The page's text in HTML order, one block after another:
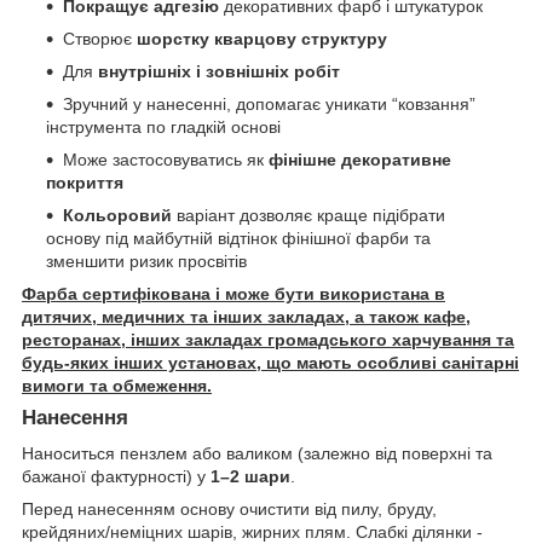
Покращує адгезію декоративних фарб і штукатурок
Створює шорстку кварцову структуру
Для внутрішніх і зовнішніх робіт
Зручний у нанесенні, допомагає уникати “ковзання”
інструмента по гладкій основі
Може застосовуватись як фінішне декоративне
покриття
Кольоровий варіант дозволяє краще підібрати
основу під майбутній відтінок фінішної фарби та
зменшити ризик просвітів
Фарба сертифікована і може бути використана в
дитячих, медичних та інших закладах, а також кафе,
ресторанах, інших закладах громадського харчування та
будь-яких інших установах, що мають особливі санітарні
вимоги та обмеження.
Нанесення
Наноситься пензлем або валиком (залежно від поверхні та
бажаної фактурності) у 1–2 шари.
Перед нанесенням основу очистити від пилу, бруду,
крейдяних/неміцних шарів, жирних плям. Слабкі ділянки -